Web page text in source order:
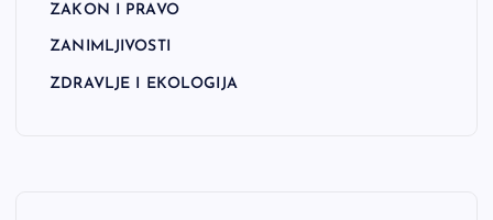
ZAKON I PRAVO
ZANIMLJIVOSTI
ZDRAVLJE I EKOLOGIJA